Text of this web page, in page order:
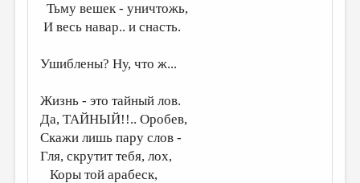
РЕЦЕНЗИРОВАНИЕ
ТРЕДИАКОВСКИЙ
МЕДИА
ВКОНТАКТЕ
Тьму вешек - уничтожь,
И весь навар.. и снасть.
Ушиблены? Ну, что ж...
Жизнь - это тайный лов.
Да, ТАЙНЫЙ!!.. Оробев,
Скажи лишь пару слов -
Гля, скрутит тебя, лох,
Коры той арабеск,